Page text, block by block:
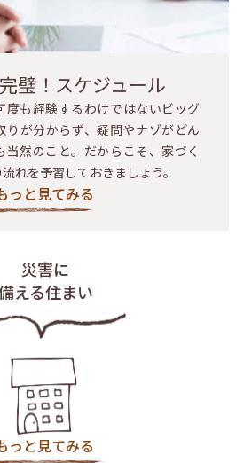
璧！スケジュール
度も経験するわけではないビッグ
りが分からず、疑問やナゾがどん
当然のこと。だからこそ、家づく
れを予習しておきましょう。
っと見てみる
災害に
える住まい
っと見てみる